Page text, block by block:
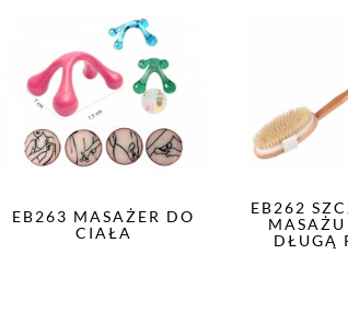
EB263 MASAŻER DO
CIAŁA
EB262
DŁUGĄ